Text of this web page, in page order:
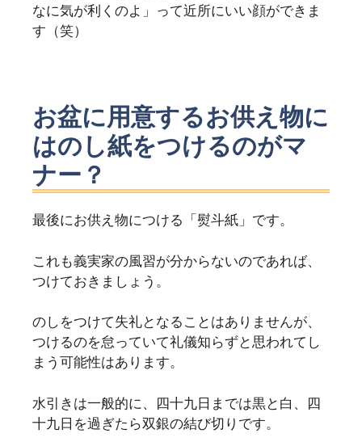
なに気が利くのよ」って近所にいい顔ができま
す（笑）
お盆に用意するお供え物に
はのし紙をつけるのがマ
ナー？
最後にお供え物につける「熨斗紙」です。
これも義実家の風習が分からないのであれば、
つけておきましょう。
のしをつけて失礼となることはありませんが、
つけるのを怠っていて礼儀知らずと思われてし
まう可能性はあります。
水引きは一般的に、四十九日までは黒と白、四
十九日を過ぎたら双銀の結び切りです。